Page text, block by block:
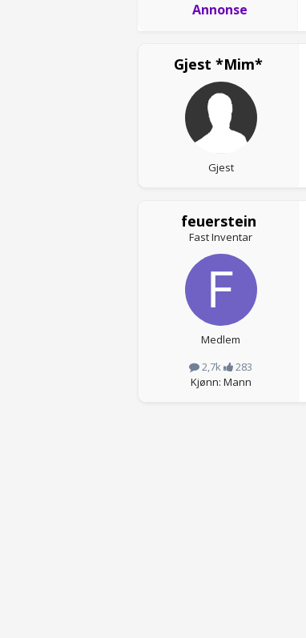
Annonse
Gjest *Mim*
Gjest
feuerstein
Fast Inventar
Medlem
2,7k
283
Kjønn: Mann